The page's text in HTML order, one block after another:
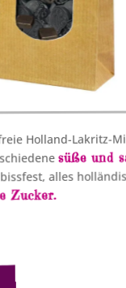
Holland-Lakritz-
süße und
alles
Zucker.